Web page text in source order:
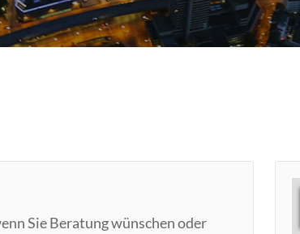
Sie Beratung wünschen oder